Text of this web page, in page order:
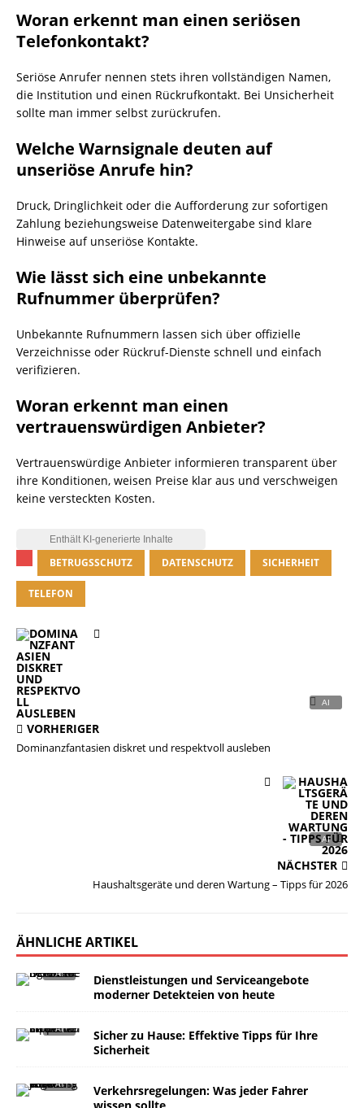
Woran erkennt man einen seriösen
Telefonkontakt?
Seriöse Anrufer nennen stets ihren vollständigen Namen,
die Institution und einen Rückrufkontakt. Bei Unsicherheit
sollte man immer selbst zurückrufen.
Welche Warnsignale deuten auf
unseriöse Anrufe hin?
Druck, Dringlichkeit oder die Aufforderung zur sofortigen
Zahlung beziehungsweise Datenweitergabe sind klare
Hinweise auf unseriöse Kontakte.
Wie lässt sich eine unbekannte
Rufnummer überprüfen?
Unbekannte Rufnummern lassen sich über offizielle
Verzeichnisse oder Rückruf-Dienste schnell und einfach
verifizieren.
Woran erkennt man einen
vertrauenswürdigen Anbieter?
Vertrauenswürdige Anbieter informieren transparent über
ihre Konditionen, weisen Preise klar aus und verschweigen
keine versteckten Kosten.
BETRUGSSCHUTZ DATENSCHUTZ SICHERHEIT
TELEFON
VORHERIGER
Dominanzfantasien diskret und respektvoll ausleben
NÄCHSTER
Haushaltsgeräte und deren Wartung – Tipps für 2026
ÄHNLICHE ARTIKEL
Dienstleistungen und Serviceangebote
moderner Detekteien von heute
Sicher zu Hause: Effektive Tipps für Ihre
Sicherheit
Verkehrsregelungen: Was jeder Fahrer